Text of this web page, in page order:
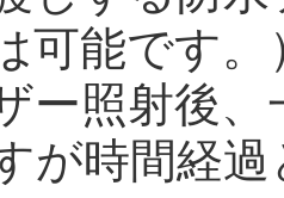
可能です。
ー照射後
が時間経